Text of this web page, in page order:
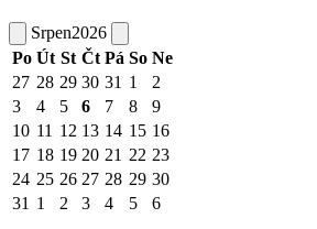
Srpen2026
Po Út St Čt Pá So Ne
27 28 29 30 31 1
2
3
4 5 6 7 8
9
10 11 12 13 14 15 16
17 18 19 20 21 22 23
24 25 26 27 28 29 30
31 1 2 3 4 5 6